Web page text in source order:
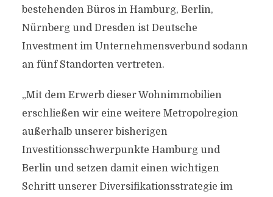
bestehenden Büros in Hamburg, Berlin,
Nürnberg und Dresden ist Deutsche
Investment im Unternehmensverbund sodann
an fünf Standorten vertreten.
„Mit dem Erwerb dieser Wohnimmobilien
erschließen wir eine weitere Metropolregion
außerhalb unserer bisherigen
Investitionsschwerpunkte Hamburg und
Berlin und setzen damit einen wichtigen
Schritt unserer Diversifikationsstrategie im